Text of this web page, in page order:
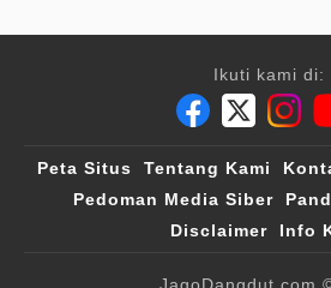
Ikuti kami di:
Peta Situs Tentang Kami
Pedoman Media Siber
Disclaimer
Info